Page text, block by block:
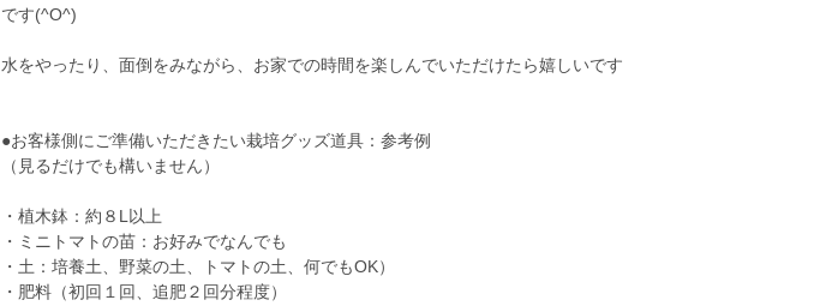
です(^O^)
水をやったり、面倒をみながら、お家での時間を楽しんでいただけたら嬉しいです
●お客様側にご準備いただきたい栽培グッズ道具：参考例
（見るだけでも構いません）
・植木鉢：約８L以上
・ミニトマトの苗：お好みでなんでも
・土：培養土、野菜の土、トマトの土、何でもOK）
・肥料（初回１回、追肥２回分程度）